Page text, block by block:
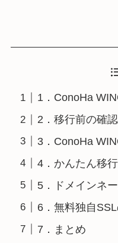
1．ConoHa
2．移行前の確
3．ConoHa
4．かんたん移行
5．ドメインネ
6．無料独自
7．まとめ